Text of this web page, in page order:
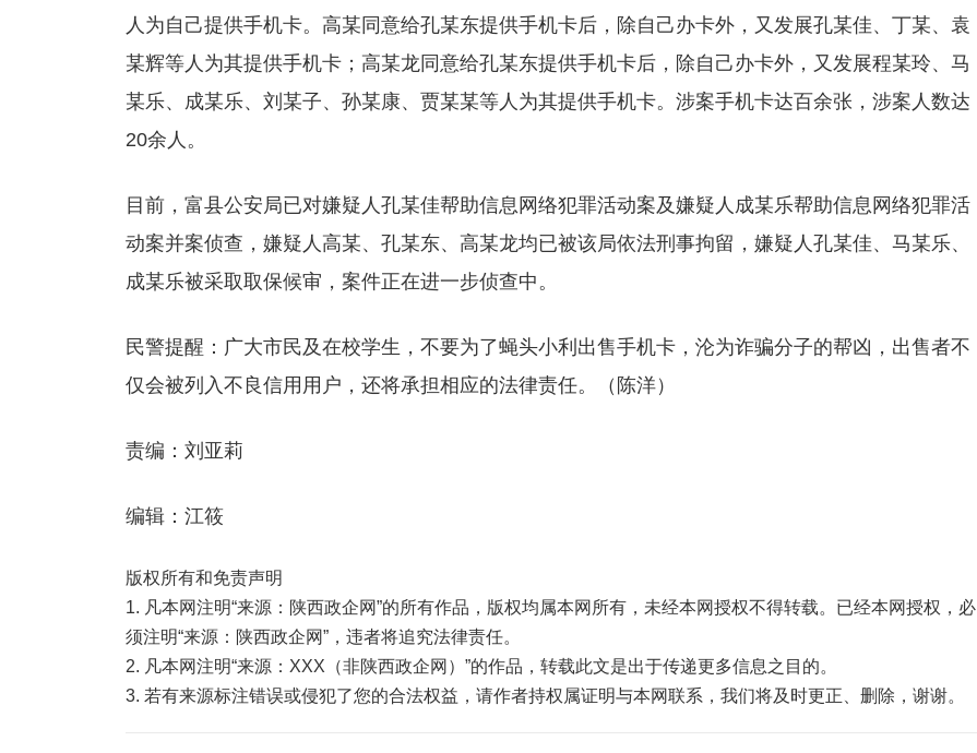
人为自己提供手机卡。高某同意给孔某东提供手机卡后，除自己办卡外，又发展孔某佳、丁某、袁
某辉等人为其提供手机卡；高某龙同意给孔某东提供手机卡后，除自己办卡外，又发展程某玲、马
某乐、成某乐、刘某子、孙某康、贾某某等人为其提供手机卡。涉案手机卡达百余张，涉案人数达
20余人。
目前，富县公安局已对嫌疑人孔某佳帮助信息网络犯罪活动案及嫌疑人成某乐帮助信息网络犯罪活
动案并案侦查，嫌疑人高某、孔某东、高某龙均已被该局依法刑事拘留，嫌疑人孔某佳、马某乐、
成某乐被采取取保候审，案件正在进一步侦查中。
民警提醒：广大市民及在校学生，不要为了蝇头小利出售手机卡，沦为诈骗分子的帮凶，出售者不
仅会被列入不良信用用户，还将承担相应的法律责任。（陈洋）
责编：刘亚莉
编辑：江筱
版权所有和免责声明
1. 凡本网注明“来源：陕西政企网”的所有作品，版权均属本网所有，未经本网授权不得转载。已经本网授权，必
须注明“来源：陕西政企网”，违者将追究法律责任。
2. 凡本网注明“来源：XXX（非陕西政企网）”的作品，转载此文是出于传递更多信息之目的。
3. 若有来源标注错误或侵犯了您的合法权益，请作者持权属证明与本网联系，我们将及时更正、删除，谢谢。